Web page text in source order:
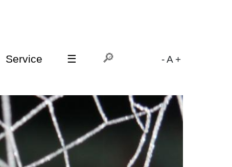
Service ☰ -A +